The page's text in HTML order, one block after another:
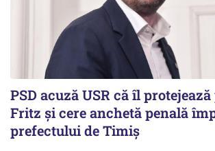
PSD acuză USR că îl
Fritz și cere anchetă penală
prefectului de Timiș